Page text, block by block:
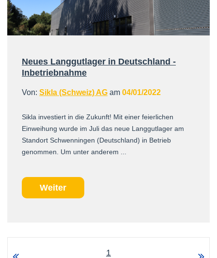
Neues Langgutlager in Deutschland -
Inbetriebnahme
Von: Sikla (Schweiz) AG am 04/01/2022
Sikla investiert in die Zukunft! Mit einer feierlichen
Einweihung wurde im Juli das neue Langgutlager am
Standort Schwenningen (Deutschland) in Betrieb
genommen. Um unter anderem ...
Weiter
1